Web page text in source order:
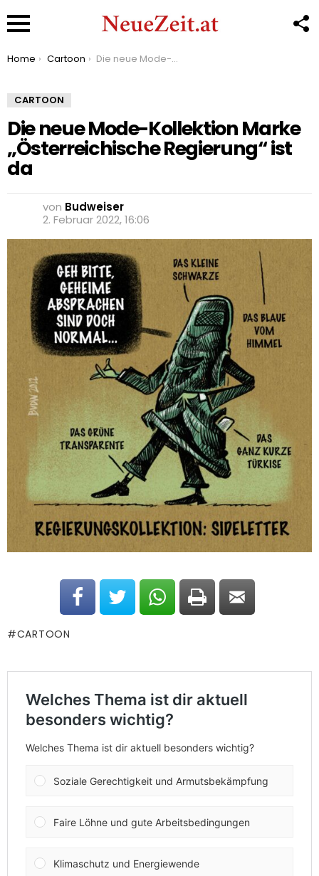
You are here:
Home Cartoon Die neue Mode-Kollektion Marke „Österreichische Regierung“ ist da
CARTOON
Die neue Mode-Kollektion Marke
„Österreichische Regierung“ ist
da
von Budweiser
2. Februar 2022, 16:06
CARTOON